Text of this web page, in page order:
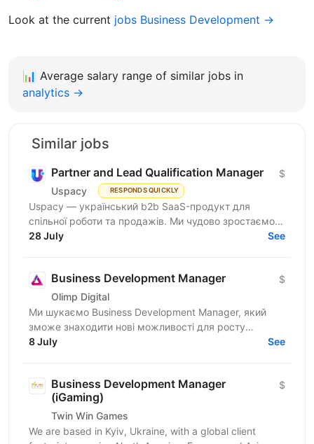
Look at the current jobs Business Development →
📊 Average salary range of similar jobs in
analytics →
Similar jobs
Partner and Lead Qualification Manager
Uspacy RESPONDS QUICKLY
$
Uspacy — український b2b SaaS-продукт для
спільної роботи та продажів. Ми чудово зростаємо в
Україні, але прагнемо такої ж динаміки на
28 July See
Business Development Manager
Olimp Digital
$
Ми шукаємо Business Development Manager, який
зможе знаходити нові можливості для росту
компанії, залучати партнерів і клієнтів, вести повний
8 July See
Business Development Manager
(iGaming)
Twin Win Games
$
We are based in Kyiv, Ukraine, with a global client